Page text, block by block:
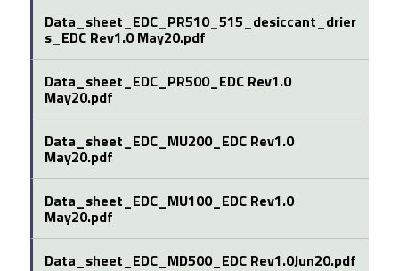
Data_sheet_EDC_PR510_515_desiccant_drier
s_EDC Rev1.0 May20.pdf
Data_sheet_EDC_PR500_EDC Rev1.0
May20.pdf
Data_sheet_EDC_MU200_EDC Rev1.0
May20.pdf
Data_sheet_EDC_MU100_EDC Rev1.0
May20.pdf
Data_sheet_EDC_MD500_EDC Rev1.0Jun20.pdf